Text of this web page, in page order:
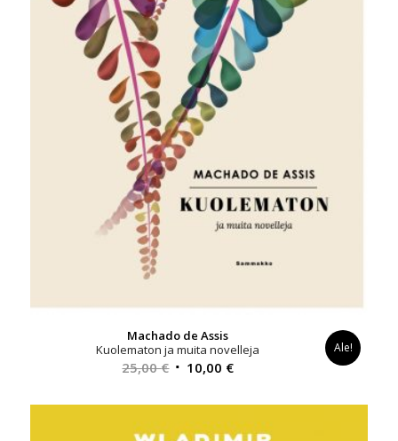
Machado de Assis
Kuolematon ja muita novelleja
25,00€ Alkuperäinen
oli:
25,00 €.
10,00 €Nykyinen
on:
10,00 €.
Ale!